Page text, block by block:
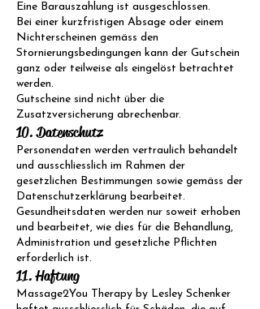
Eine Barauszahlung ist ausgeschlossen.
Bei einer kurzfristigen Absage oder einem
Nichterscheinen gemäss den
Stornierungsbedingungen kann der Gutschein
ganz oder teilweise als eingelöst betrachtet
werden.
Gutscheine sind nicht über die
Zusatzversicherung abrechenbar.
10. Datenschutz
Personendaten werden vertraulich behandelt
und ausschliesslich im Rahmen der
gesetzlichen Bestimmungen sowie gemäss der
Datenschutzerklärung bearbeitet.
Gesundheitsdaten werden nur soweit erhoben
und bearbeitet, wie dies für die Behandlung,
Administration und gesetzliche Pflichten
erforderlich ist.
11. Haftung
Massage2You Therapy by Lesley Schenker